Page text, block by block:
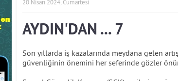
20 Nisan 2024, Cumartesi
AYDIN'DAN ... 7
Son yıllarda iş kazalarında meydana gelen
güvenliğinin önemini her seferinde gözler